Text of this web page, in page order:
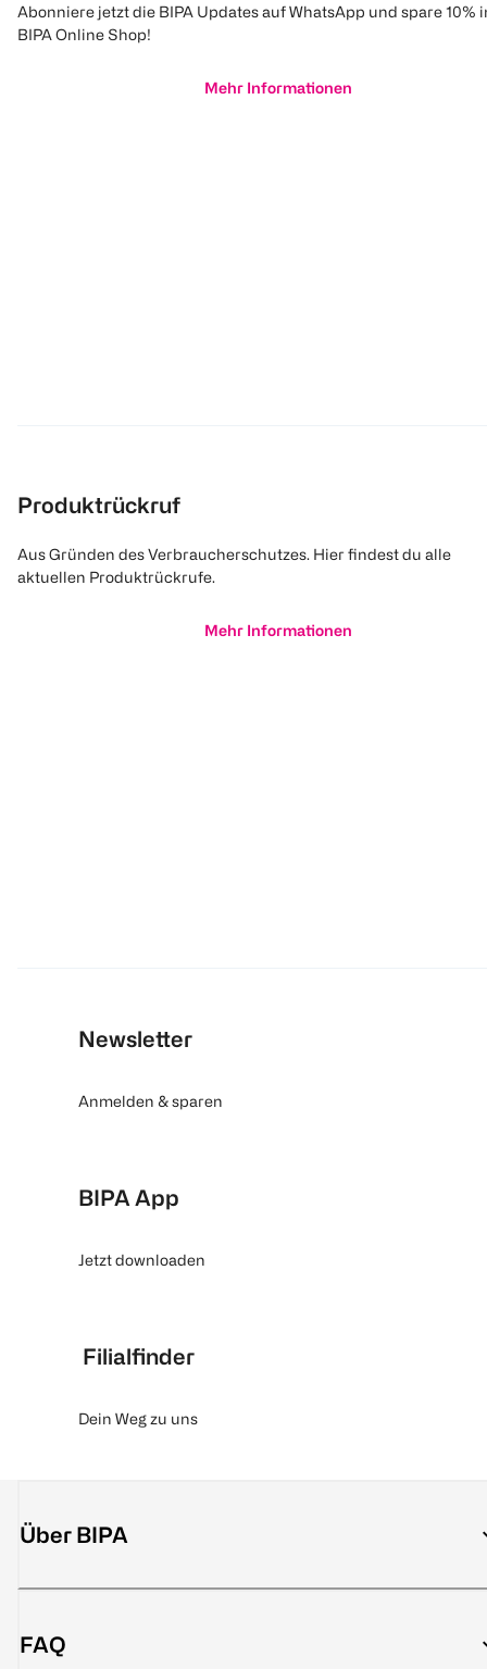
Abonniere jetzt die BIPA Updates auf WhatsApp und spare 10%
BIPA Online Shop!
Mehr Informationen
Produktrückruf
Aus Gründen des Verbraucherschutzes. Hier findest du alle
aktuellen Produktrückrufe.
Mehr Informationen
Newsletter
Anmelden & sparen
BIPA App
Jetzt downloaden
Filialfinder
Dein Weg zu uns
Über BIPA
FAQ